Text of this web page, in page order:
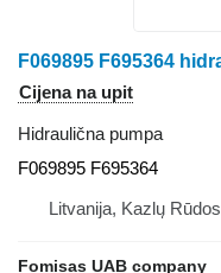
Cijena na upit
Hidraulična pumpa
F069895 F695364
Litvanija, Kazlų Rūdos
Fomisas UAB company